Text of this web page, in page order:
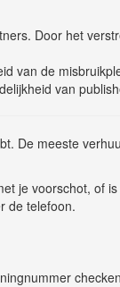
Door het
van de
van
De meeste
je voorschot, of
de telefoon.